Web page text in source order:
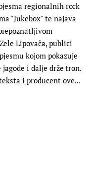
regionalnih rock
"Jukebox" te najava
Lipovača, publici
kojom pokazuje
i dalje drže tron.
i producent ove…